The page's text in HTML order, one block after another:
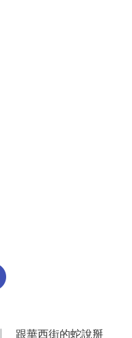
跟華西街的蛇說掰